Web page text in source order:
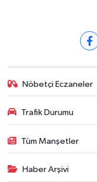
Nöbetçi Eczaneler
Trafik Durumu
Tüm Manşetler
Haber Arşivi